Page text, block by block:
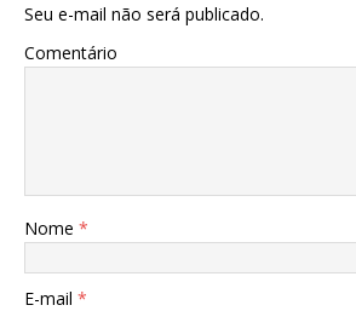
Seu e-mail não será publicado.
Comentário
Nome *
E-mail *